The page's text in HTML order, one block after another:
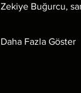
Zekiye Buğurcu,
Daha Fazla Göster